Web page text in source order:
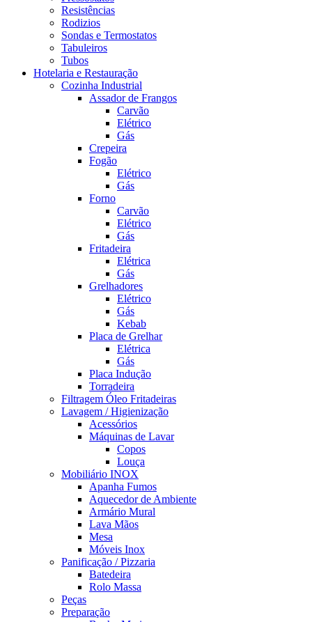
Resistências
Rodizios
Sondas e Termostatos
Tabuleiros
Tubos
Hotelaria e Restauração
Cozinha Industrial
Assador de Frangos
Carvão
Elétrico
Gás
Crepeira
Fogão
Elétrico
Gás
Forno
Carvão
Elétrico
Gás
Fritadeira
Elétrica
Gás
Grelhadores
Elétrico
Gás
Kebab
Placa de Grelhar
Elétrica
Gás
Placa Indução
Torradeira
Filtragem Óleo Fritadeiras
Lavagem / Higienização
Acessórios
Máquinas de Lavar
Copos
Louça
Mobiliário INOX
Apanha Fumos
Aquecedor de Ambiente
Armário Mural
Lava Mãos
Mesa
Móveis Inox
Panificação / Pizzaria
Batedeira
Rolo Massa
Peças
Preparação